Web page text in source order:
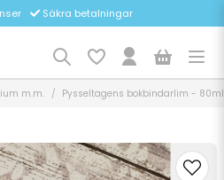
Säkra betalningar
m.m. Pysseltagens bokbindarlim - 80ml